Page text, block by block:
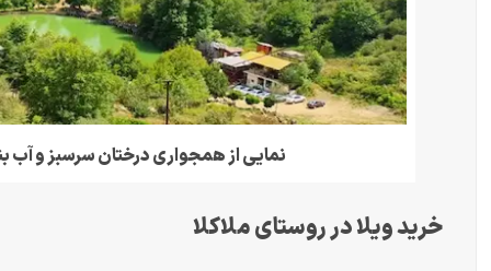
نمایی از همجواری درختان سرسبز و آب
خرید ویلا در روستای ملاکلا